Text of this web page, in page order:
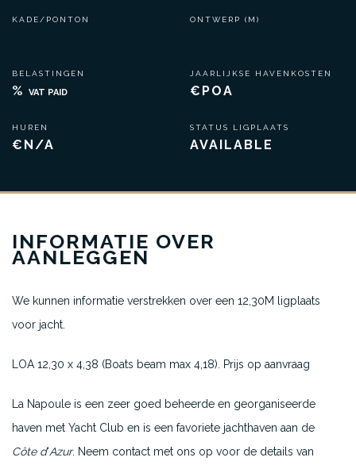
KADE/PONTON
BELASTINGEN
% VAT PAID
HUREN
€N/A
ONTWERP (M)
JAARLIJKSE HAVENKOSTEN
€POA
STATUS LIGPLAATS
AVAILABLE
INFORMATIE OVER
AANLEGGEN
We kunnen informatie verstrekken over een 12,30M ligplaats
voor jacht.
LOA 12,30 x 4,38 (Boats beam max 4,18). Prijs op aanvraag
La Napoule is een zeer goed beheerde en georganiseerde
haven met Yacht Club en is een favoriete jachthaven aan de
Côte d‘Azur. Neem contact met ons op voor de details van